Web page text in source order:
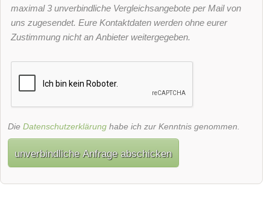
maximal 3 unverbindliche Vergleichsangebote per Mail von
uns zugesendet. Eure Kontaktdaten werden ohne eurer
Zustimmung nicht an Anbieter weitergegeben.
Die Datenschutzerklärung habe ich zur Kenntnis genommen.
unverbindliche Anfrage abschicken